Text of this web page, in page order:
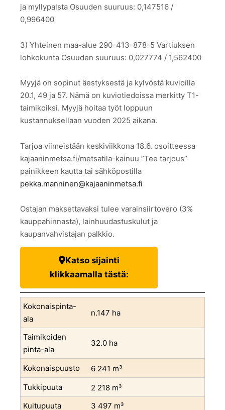
ja myllypalsta Osuuden suuruus: 0,147516 /
0,996400
3) Yhteinen maa-alue 290-413-878-5 Vartiuksen
lohkokunta Osuuden suuruus: 0,027774 / 1,562400
Myyjä on sopinut äestyksestä ja kylvöstä kuvioilla
20.1, 49 ja 57. Nämä on kuviotiedoissa merkitty T1-
taimikoiksi. Myyjä hoitaa työt loppuun
kustannuksellaan vuoden 2025 aikana.
Tarjoa viimeistään keskiviikkona 18.6. osoitteessa
kajaaninmetsa.fi/metsatila-kainuu ”Tee tarjous”
painikkeen kautta tai sähköpostilla
pekka.manninen@kajaaninmetsa.fi
Ostajan maksettavaksi tulee varainsiirtovero (3%
kauppahinnasta), lainhuudastuskulut ja
kaupanvahvistajan palkkio.
Katso sijainti
klikkaamalla tästä:
Kokonaispinta-
ala
n.147 ha
Taimikoiden
pinta-ala
32.0 ha
Kokonaispuusto
6 241 m³
Tukkipuuta
2 218 m³
Kuitupuuta
3 497 m³